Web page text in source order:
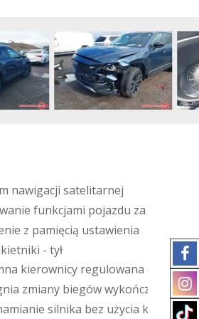
m nawigacji satelitarnej
wanie funkcjami pojazdu za
nie z pamięcią ustawienia
kietniki - tył
na kierownicy regulowana e trycz
nia zmiany biegów wykończ skór
amianie silnika bez użycia k ków